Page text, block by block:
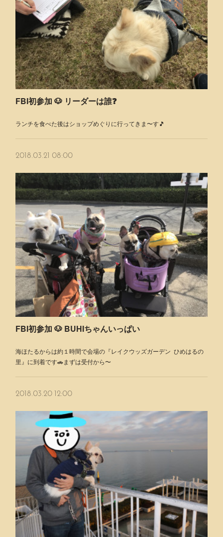
FBI初参加 🐶 リーダーは誰❓
ランチを食べた後はショップめぐりに行ってきま〜す🎵
2018.03.21 08:00
FBI初参加 🐶 BUHIちゃんいっぱい
海ほたるからは約１時間で会場の『レイクウッズガーデン ひめはるの
里』に到着です🚗まずは受付から〜
2018.03.20 12:00